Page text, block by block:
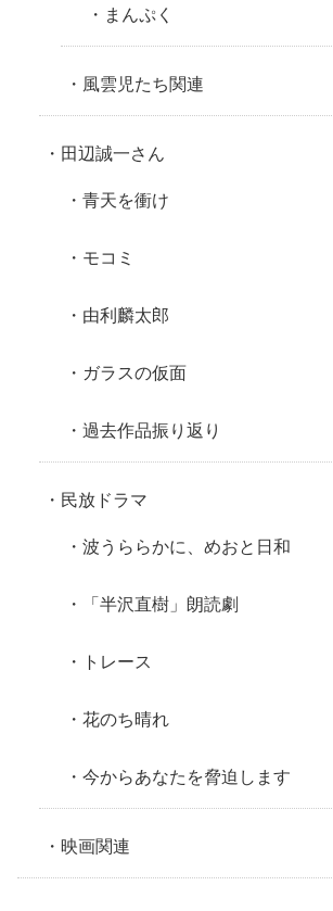
まんぷく
風雲児たち関連
田辺誠一さん
青天を衝け
モコミ
由利麟太郎
ガラスの仮面
過去作品振り返り
民放ドラマ
波うららかに、めおと日和
「半沢直樹」朗読劇
トレース
花のち晴れ
今からあなたを脅迫します
映画関連